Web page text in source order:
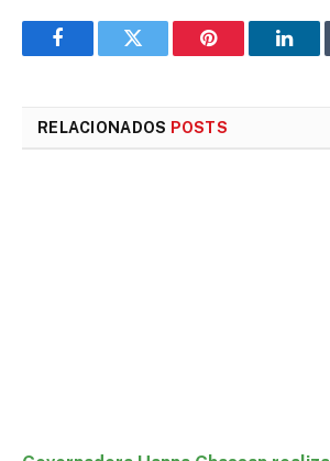
FacebookTwitter Pinterest
RELACIONADOS POSTS